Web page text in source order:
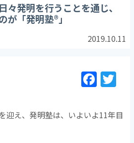
々発明を行うことを通じ、
が「発明塾®」
2019.10.11
F
a
c
e
itt
er
迎え、発明塾は、いよいよ11年目